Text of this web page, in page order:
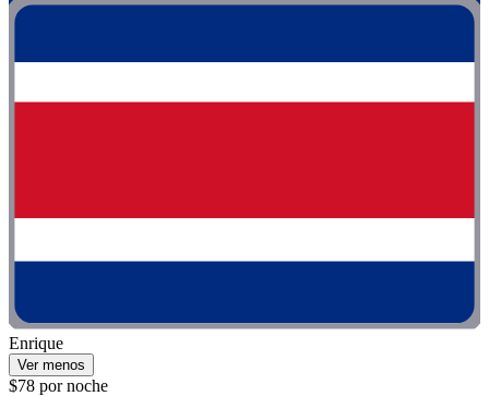
Enrique
Ver menos
$78 por noche